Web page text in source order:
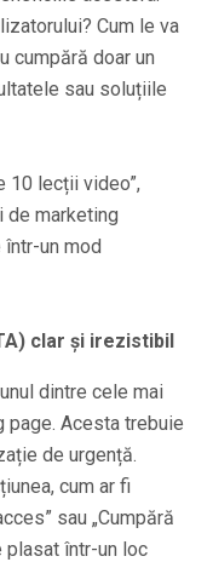
Cum le va
cumpără doar un
sau soluțiile
10 lecții video”,
de marketing
un mod
clar și irezistibil
dintre cele mai
page. Acesta trebuie
de urgență.
cum ar fi
sau „Cumpără
plasat într-un loc